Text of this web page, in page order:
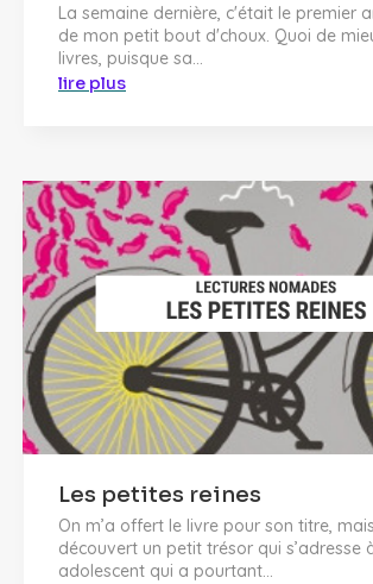
La semaine dernière, c'était le premier
de mon petit bout d'choux. Quoi de
livres, puisque sa...
lire plus
Les petites reines
On m’a offert le livre pour son titre,
découvert un petit trésor qui s’adresse
adolescent qui a pourtant...